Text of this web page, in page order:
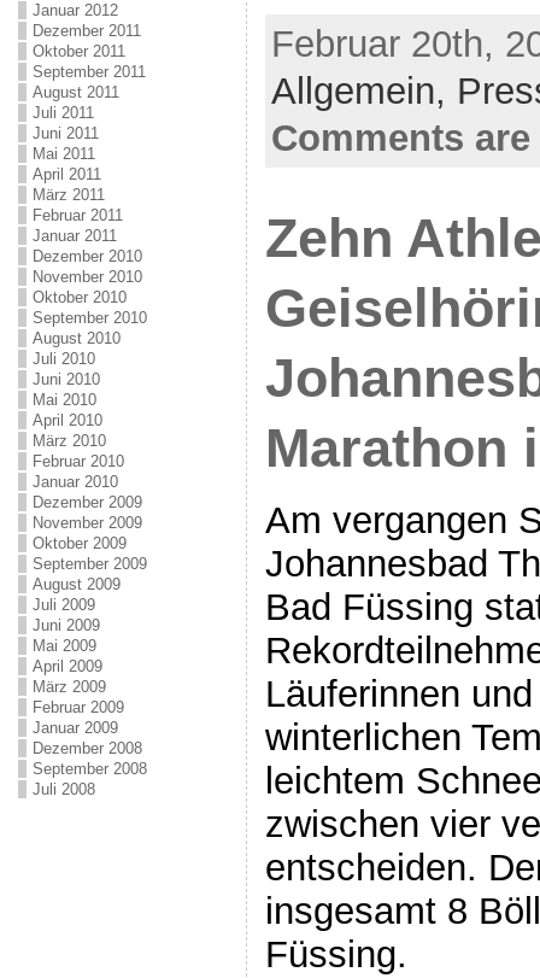
Januar 2012
Dezember 2011
Oktober 2011
September 2011
August 2011
Juli 2011
Juni 2011
Mai 2011
April 2011
März 2011
Februar 2011
Januar 2011
Dezember 2010
November 2010
Oktober 2010
September 2010
August 2010
Juli 2010
Juni 2010
Mai 2010
April 2010
März 2010
Februar 2010
Januar 2010
Dezember 2009
November 2009
Oktober 2009
September 2009
August 2009
Juli 2009
Juni 2009
Mai 2009
April 2009
März 2009
Februar 2009
Januar 2009
Dezember 2008
September 2008
Juli 2008
Februar 20th,
Allgemein,
Comments
Zehn
Marathon
Am vergangen
Johannesbad
Bad Füssing
Läuferinnen
winterlichen
leichtem
zwischen vier
entscheiden.
insgesamt 8
Füssing.